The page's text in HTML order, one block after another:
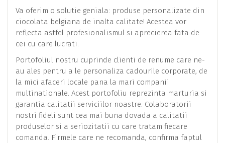
​Va oferim o solutie geniala: produse personalizate din
ciocolata belgiana de inalta calitate! Acestea vor
reflecta astfel profesionalismul si aprecierea fata de
cei cu care lucrati.
Portofoliul nostru cuprinde clienti de renume care ne-
au ales pentru a le personaliza cadourile corporate, de
la mici afaceri locale pana la mari companii
multinationale. Acest portofoliu reprezinta marturia si
garantia calitatii serviciilor noastre. Colaboratorii
nostri fideli sunt cea mai buna dovada a calitatii
produselor si a seriozitatii cu care tratam fiecare
comanda. Firmele care ne recomanda, confirma faptul